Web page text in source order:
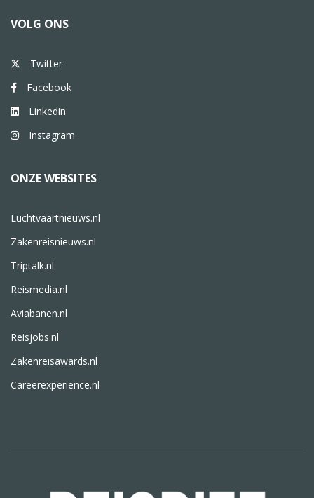
VOLG ONS
Twitter
Facebook
Linkedin
Instagram
ONZE WEBSITES
Luchtvaartnieuws.nl
Zakenreisnieuws.nl
Triptalk.nl
Reismedia.nl
Aviabanen.nl
Reisjobs.nl
Zakenreisawards.nl
Careerexperience.nl